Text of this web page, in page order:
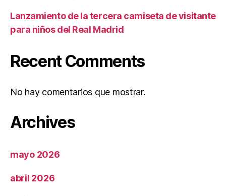
Lanzamiento de la tercera camiseta de visitante
para niños del Real Madrid
Recent Comments
No hay comentarios que mostrar.
Archives
mayo 2026
abril 2026